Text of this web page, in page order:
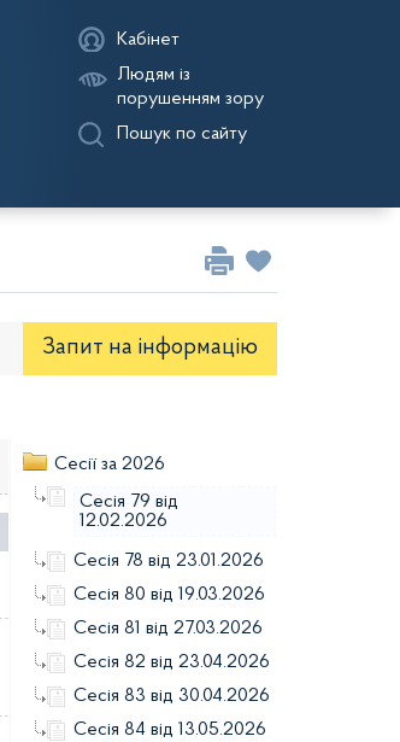
Кабінет
Людям із
порушенням зору
Пошук по сайту
Запит на iнформацію
Сесії за 2026
Сесія 79 від
12.02.2026
Сесія 78 від 23.01.2026
Сесія 80 від 19.03.2026
Сесія 81 від 27.03.2026
Сесія 82 від 23.04.2026
Сесія 83 від 30.04.2026
Сесія 84 від 13.05.2026